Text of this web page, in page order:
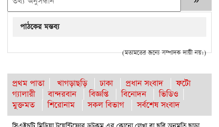
পাঠকের মন্তব্য
(মতামতের জন্যে সম্পাদক দায়ী নয়।)
প্রথম পাতা খাগড়াছড়ি ঢাকা প্রধান সংবাদ
ফটো
গ্যালারী
বান্দরবান বিজ্ঞপ্তি বিনোদন
ভিডিও
মুক্তমত
শিরোনাম সকল বিভাগ সর্বশেষ সংবাদ